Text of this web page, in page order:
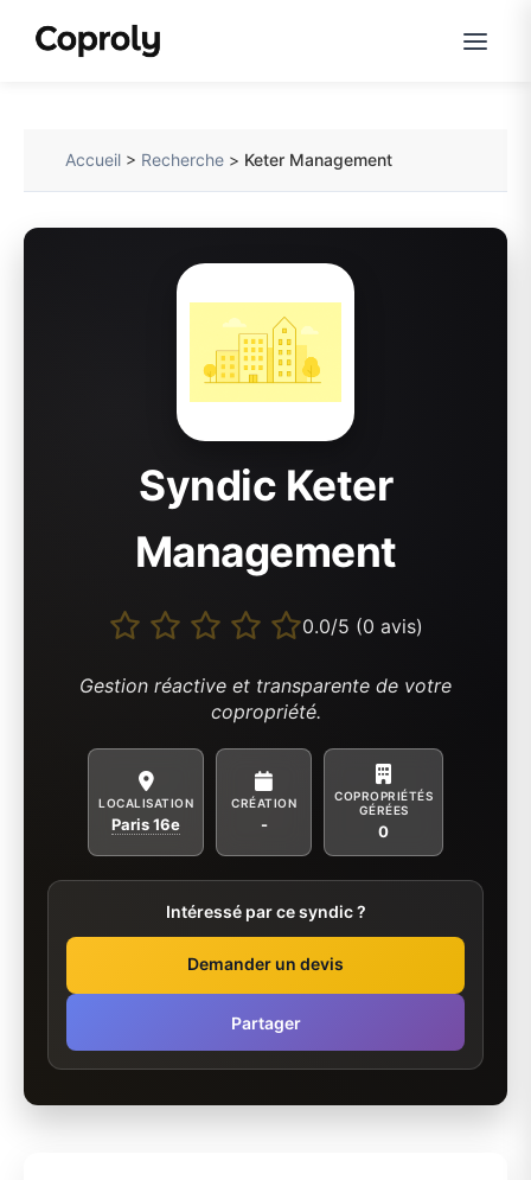
Accueil > Recherche > Keter Management
Syndic Keter
Management
0.0/5 (0 avis)
Gestion réactive et transparente de votre
copropriété.
LOCALISATION
Paris 16e
CRÉATION
-
COPROPRIÉTÉS
GÉRÉES
0
Intéressé par ce syndic ?
Demander un devis
Partager